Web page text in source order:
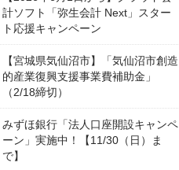
計ソフト「弥生会計 Next」スター
ト応援キャンペーン
【宮城県気仙沼市】「気仙沼市創造
的産業復興支援事業費補助金」
（2/18締切）
みずほ銀行「法人口座開設キャンペ
ーン」実施中！【11/30（日）ま
で】